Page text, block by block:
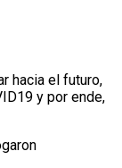
hacia el futuro,
y por ende,